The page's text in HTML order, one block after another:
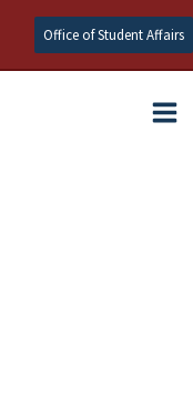
Office of Student Affairs